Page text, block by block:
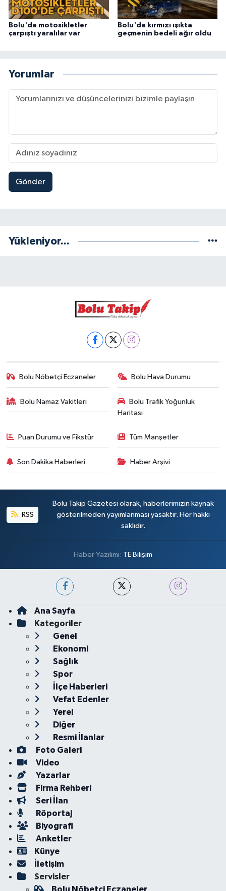
Bolu'da motosikletler
çarpıştı yaralılar var
Bolu'da kırmızı ışıkta
geçmenin bedeli ağır oldu
Yorumlar
Gönder
Yükleniyor...
Bolu Nöbetçi Eczaneler Bolu Hava Durumu
Bolu Namaz Vakitleri
Bolu Trafik Yoğunluk
Haritası
Puan Durumu ve Fikstür Tüm Manşetler
Son Dakika Haberleri Haber Arşivi
RSS
Bolu Takip Gazetesi olarak, haberlerimizin kaynak
gösterilmeden yayımlanması yasaktır. Her hakkı
saklıdır.
Haber Yazılımı: TE Bilişim
Ana Sayfa
Kategoriler
Genel
Ekonomi
Sağlık
Spor
İlçe Haberleri
Vefat Edenler
Yerel
Diğer
Resmi İlanlar
Foto Galeri
Video
Yazarlar
Firma Rehberi
Seri İlan
Röportaj
Biyografi
Anketler
Künye
İletişim
Servisler
Bolu Nöbetçi Eczaneler